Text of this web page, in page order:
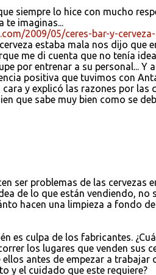
siempre lo hice con mucho
te imaginas...
2009/05/ceres-bar-y-
estaba mala nos dijo que
me di cuenta que no tenía
por entrenar a su personal... Y
positiva que tuvimos con
cara y explicó las razones por
que sabe muy bien como se
ser problemas de las cervezas
de lo que están vendiendo, no
hacen una limpieza a fondo
es culpa de los fabricantes.
los lugares que venden sus
antes de empezar a trabajar
y el cuidado que este requiere?